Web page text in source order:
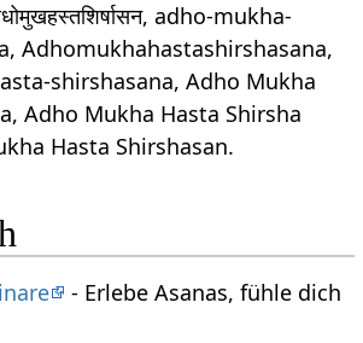
adho-mukha-
Adhomukhahastashirshasana,
shirshasana, Adho Mukha
Adho Mukha Hasta Shirsha
Hasta Shirshasan.
- Erlebe Asanas, fühle dich